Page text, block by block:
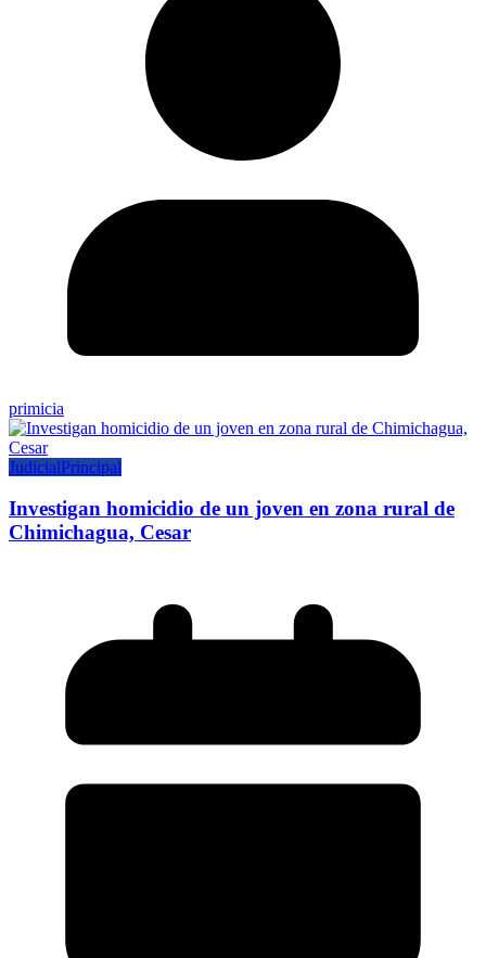
primicia
JudicialPrincipal
Investigan homicidio de un joven en zona rural de
Chimichagua, Cesar